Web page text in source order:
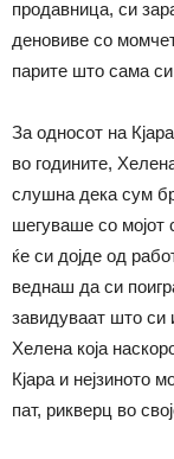
продавница, си
деновиве со
парите што сама
За односот на
во годините,
слушна дека сум
шегуваше со мојот
ќе си дојде од
веднаш да си
завидуваат што си
Хелена која
Кјара и нејзиното
пат, рикверц во